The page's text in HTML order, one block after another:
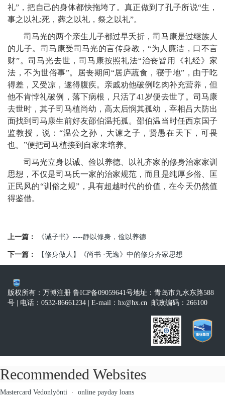
礼”，把自己的身体都快拖垮了。真正做到了孔子所说“生，
事之以礼;死，葬之以礼，祭之以礼”。
司马光的两个亲生儿子都过早夭折，司马康是过继族人
的儿子。司马康受司马光的言传身教，“为人廉洁，口不言
财”。司马光去世，司马康按照礼法“治丧皆用《礼经》家
法，不为世俗事”。居丧期间“居庐蔬食，寝于地”，由于吃
得差，又受凉，遂得腹疾。亲戚劝他破例吃肉补充营养，但
他不肯悖礼破例，落下病根，只活了41岁便去世了。司马康
去世时，其子司马植尚幼，高太后悯其孤幼，宰相吕大防出
面找到司马康生前好友邵伯温托孤。邵伯温当时任西京国子
监教授，说：“温公之孙，大谏之子，贤愚在天下，可畏
也。”便把司马植接到自家来培养。
司马光立身以诚、俭以养德、以礼齐家的修身治家家训
思想，不仅是司马氏一家的治家规范，而且是纯厚乡俗、匡
正民风的“训俗之规”，具有超越时代的价值，在今天仍然值
得鉴借。
上一篇： 《诫子书》----静以修身，俭以养德
下一篇： 【修身做人】《尚书 ·无逸》中的修身齐家思想
版权所有：万博注册 鲁ICP备09059641号地址：青岛市九水东路588
号 | 电话：0532-86661234 | E-mail： hx@hx.cn 邮政编码：266100
Recommended Websites
Mastercard Vedonlyönti · online payday loans